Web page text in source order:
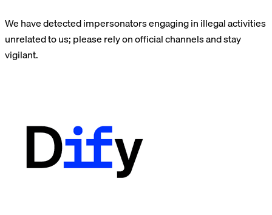
We have detected impersonators engaging in illegal activities
unrelated to us; please rely on official channels and stay
vigilant.